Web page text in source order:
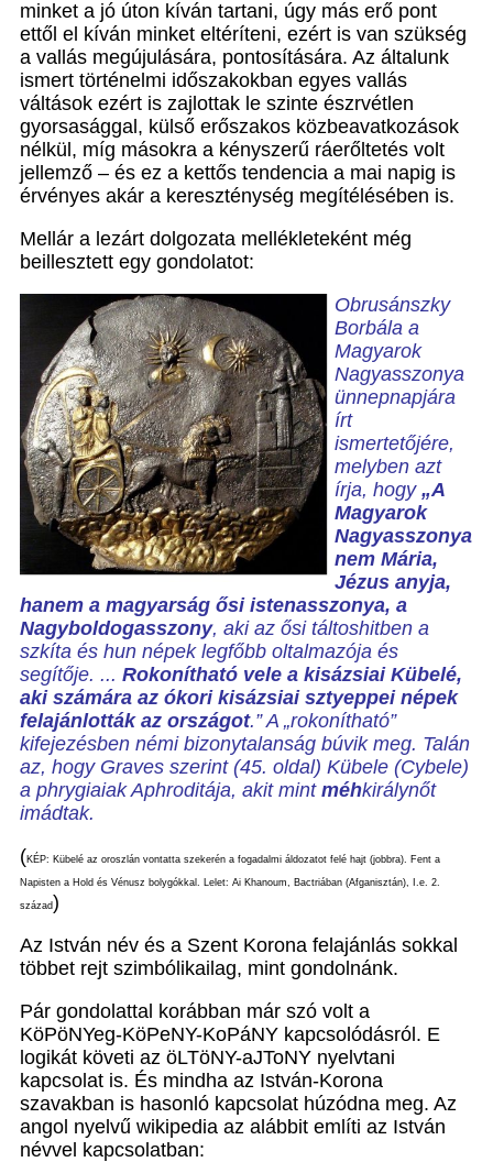
minket a jó úton kíván tartani, úgy más erő pont
ettől el kíván minket eltéríteni, ezért is van szükség
a vallás megújulására, pontosítására. Az általunk
ismert történelmi időszakokban egyes vallás
váltások ezért is zajlottak le szinte észrvétlen
gyorsasággal, külső erőszakos közbeavatkozások
nélkül, míg másokra a kényszerű ráerőltetés volt
jellemző – és ez a kettős tendencia a mai napig is
érvényes akár a kereszténység megítélésében is.
Mellár a lezárt dolgozata mellékleteként még
beillesztett egy gondolatot:
Obrusánszky
Borbála a
Magyarok
Nagyasszonya
ünnepnapjára
írt
ismertetőjére,
melyben azt
írja, hogy „A
Magyarok
Nagyasszonya
nem Mária,
Jézus anyja,
hanem a magyarság ősi istenasszonya, a
Nagyboldogasszony, aki az ősi táltoshitben a
szkíta és hun népek legfőbb oltalmazója és
segítője. ... Rokonítható vele a kisázsiai Kübelé,
aki számára az ókori kisázsiai sztyeppei népek
felajánlották az országot.” A „rokonítható”
kifejezésben némi bizonytalanság búvik meg. Talán
az, hogy Graves szerint (45. oldal) Kübele (Cybele)
a phrygiaiak Aphroditája, akit mint méhkirálynőt
imádtak.
(KÉP: Kübelé az oroszlán vontatta szekerén a fogadalmi áldozatot felé hajt (jobbra). Fent a
Napisten a Hold és Vénusz bolygókkal. Lelet: Ai Khanoum, Bactriában (Afganisztán), I.e. 2.
század)
Az István név és a Szent Korona felajánlás sokkal
többet rejt szimbólikailag, mint gondolnánk.
Pár gondolattal korábban már szó volt a
KöPöNYeg-KöPeNY-KoPáNY kapcsolódásról. E
logikát követi az öLTöNY-aJToNY nyelvtani
kapcsolat is. És mindha az István-Korona
szavakban is hasonló kapcsolat húzódna meg. Az
angol nyelvű wikipedia az alábbit említi az István
névvel kapcsolatban: